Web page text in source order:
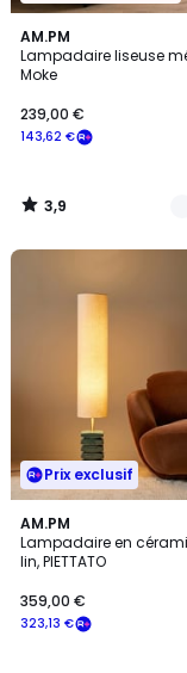
AM.PM
Lampadaire liseuse
Moke
143,62 €
239,00 €
3,9
/ 5
3
Couleurs
3,9
/
Prix exclusif
AM.PM
Lampadaire en
lin, PIETTATO
323,13 €
359,00 €